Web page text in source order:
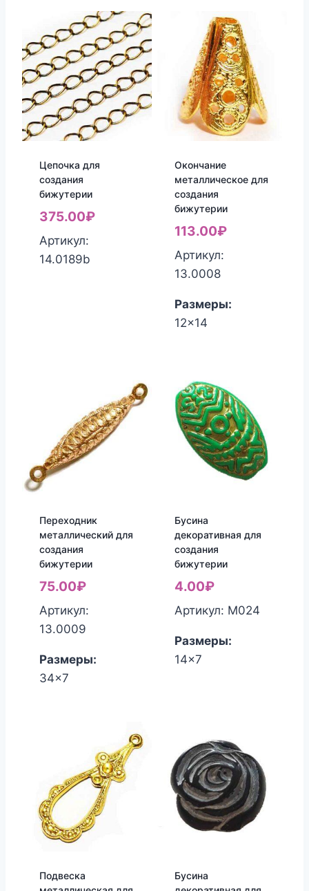
Цепочка для
создания
бижутерии
375.00₽
Артикул:
14.0189b
Окончание
металлическое для
создания
бижутерии
113.00₽
Артикул:
13.0008
Размеры:
12x14
Переходник
металлический для
создания
бижутерии
75.00₽
Артикул:
13.0009
Размеры:
34x7
Бусина
декоративная для
создания
бижутерии
4.00₽
Артикул: М024
Размеры:
14x7
Подвеска
Бусина